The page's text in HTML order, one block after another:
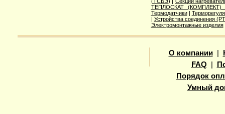
ТЕПЛОСКАТ (КОМПЛЕКТ)
Термодатчики|
| Устройства соединения
Электромонтажные изделия
О компании|
FAQ
Порядок
Умный